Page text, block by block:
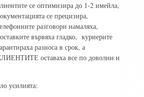
се оптимизира до 1-2 имейла,
се прецизира,
разговори намаляха,
вървяха гладко, куриерите
разноса в срок, а
оставаха все по доволни и
усилията: